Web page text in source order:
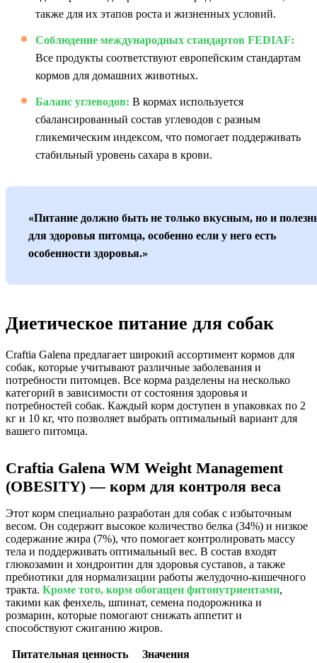
также для их этапов роста и жизненных условий.
Соблюдение международных стандартов FEDIAF:
Все продукты соответствуют европейским стандартам
кормов для домашних животных.
Баланс углеводов: В кормах используется
сбалансированный состав углеводов с разным
гликемическим индексом, что помогает поддерживать
стабильный уровень сахара в крови.
«Питание должно быть не только вкусным, но и
для здоровья питомца, особенно если у него есть
особенности здоровья.»
Диетическое питание для собак
Craftia Galena предлагает широкий ассортимент кормов для
собак, которые учитывают различные заболевания и
потребности питомцев. Все корма разделены на несколько
категорий в зависимости от состояния здоровья и
потребностей собак. Каждый корм доступен в упаковках по 2
кг и 10 кг, что позволяет выбрать оптимальный вариант для
вашего питомца.
Craftia Galena WM Weight Management
(OBESITY) — корм для контроля веса
Этот корм специально разработан для собак с избыточным
весом. Он содержит высокое количество белка (34%) и низкое
содержание жира (7%), что помогает контролировать массу
тела и поддерживать оптимальный вес. В состав входят
глюкозамин и хондроитин для здоровья суставов, а также
пребиотики для нормализации работы желудочно-кишечного
тракта. Кроме того, корм обогащен фитонутриентами,
такими как фенхель, шпинат, семена подорожника и
розмарин, которые помогают снижать аппетит и
способствуют сжиганию жиров.
Питательная ценность
Значения